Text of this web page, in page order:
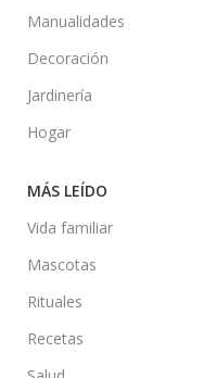
Manualidades
Decoración
Jardinería
Hogar
MÁS LEÍDO
Vida familiar
Mascotas
Rituales
Recetas